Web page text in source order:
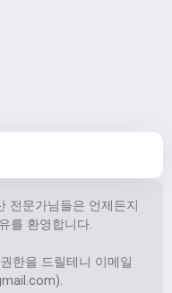
전문가님들은 언제든지
를 환영합니다.
한을 드릴테니 이메일
).